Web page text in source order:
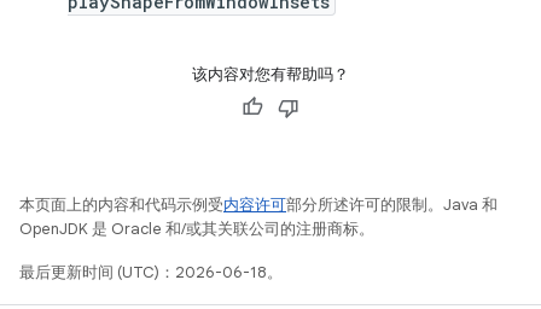
该内容对您有帮助吗？
本页面上的内容和代码示例受内容许可部分所述许可的限制。Java 和
OpenJDK 是 Oracle 和/或其关联公司的注册商标。
最后更新时间 (UTC)：2026-06-18。